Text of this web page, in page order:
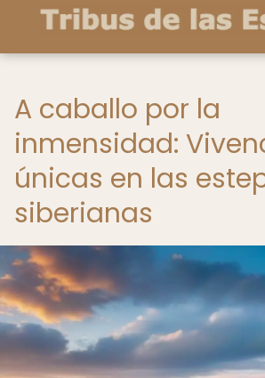
A caballo por la
inmensidad:
únicas en las
siberianas